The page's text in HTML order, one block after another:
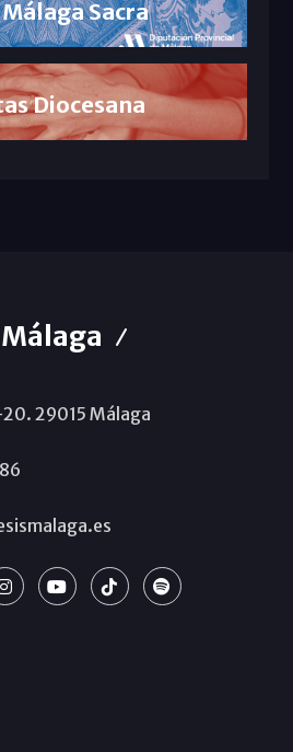
Sacra
Diocesana
29015 Málaga